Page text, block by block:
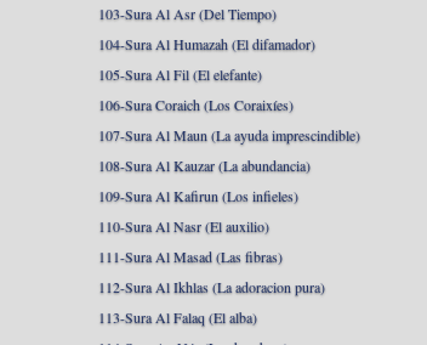
103-Sura Al Asr (Del Tiempo)
104-Sura Al Humazah (El difamador)
105-Sura Al Fil (El elefante)
106-Sura Coraich (Los Coraixíes)
107-Sura Al Maun (La ayuda imprescindible)
108-Sura Al Kauzar (La abundancia)
109-Sura Al Kafirun (Los infieles)
110-Sura Al Nasr (El auxilio)
111-Sura Al Masad (Las fibras)
112-Sura Al Ikhlas (La adoracion pura)
113-Sura Al Falaq (El alba)